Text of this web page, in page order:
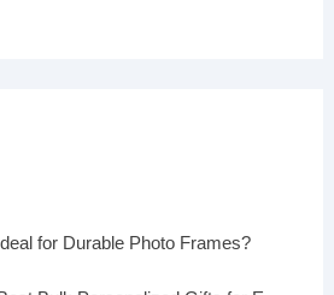
for Durable Photo Frames?